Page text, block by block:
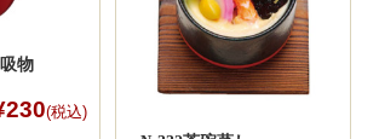
物
(税込)